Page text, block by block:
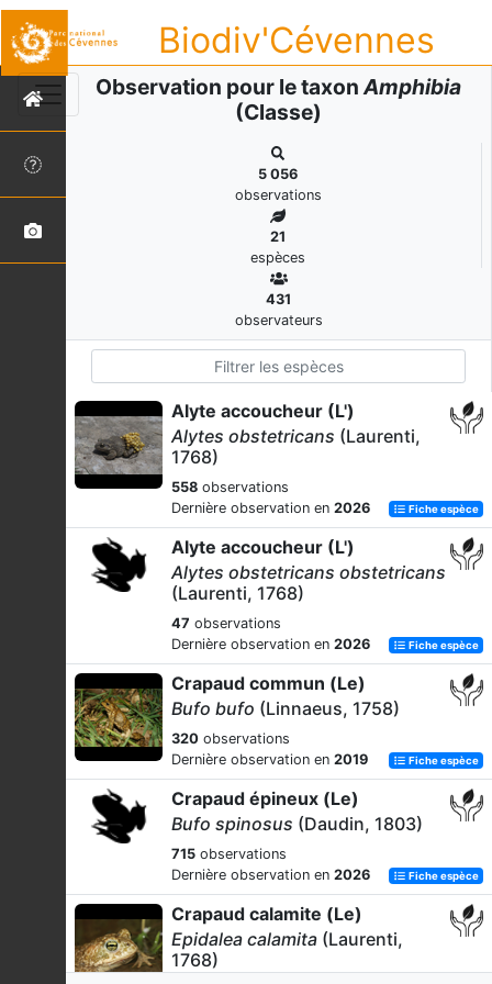
Biodiv'Cévennes
Observation pour le taxonAmphibia
(Classe)
5 056
observations
21
espèces
431
observateurs
Alyte accoucheur (L')
Alytes obstetricans (Laurenti,
1768)
558 observations
Dernière observation en 2026 Fiche espèce
Alyte accoucheur (L')
Alytes obstetricans obstetricans
(Laurenti, 1768)
47 observations
Dernière observation en 2026 Fiche espèce
Crapaud commun (Le)
Bufo bufo (Linnaeus, 1758)
320 observations
Dernière observation en 2019 Fiche espèce
Crapaud épineux (Le)
Bufo spinosus (Daudin, 1803)
715 observations
Dernière observation en 2026 Fiche espèce
Crapaud calamite (Le)
Epidalea calamita (Laurenti,
1768)